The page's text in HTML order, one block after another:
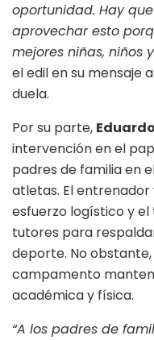
oportunidad. Hay
aprovechar esto
mejores niñas, niños
el edil en su mensaje
duela.
Por su parte,
intervención en el
padres de familia en
atletas. El
esfuerzo logístico y
tutores para
deporte. No
campamento
académica y física.
“A los padres de